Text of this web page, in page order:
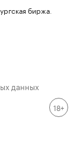
биржа
данных
18+